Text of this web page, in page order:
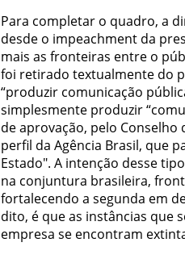
Para completar o quadro, a
desde o impeachment da
mais as fronteiras entre o
foi retirado textualmente do
“produzir comunicação
simplesmente produzir
de aprovação, pelo
perfil da Agência Brasil, que
Estado". A intenção desse
na conjuntura brasileira,
fortalecendo a segunda em
dito, é que as instâncias que
empresa se encontram